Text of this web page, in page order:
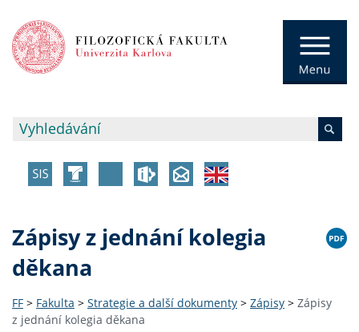
Zápisy z jednání kolegia
děkana
FF > Fakulta > Strategie a další dokumenty > Zápisy > Zápisy
z jednání kolegia děkana